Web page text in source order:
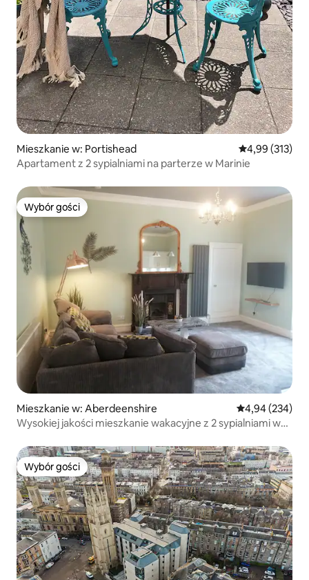
Mieszkanie w: Portishead Średnia
4,99 (313)
Apartament z 2 sypialniami na parterze w Marinie
Wybór gości
Wybór gości
Mieszkanie w: Aberdeenshire Średnia
4,94 (234)
Wysokiej jakości mieszkanie wakacyjne z 2 sypialniami w
Wybór gości
Wybór gości